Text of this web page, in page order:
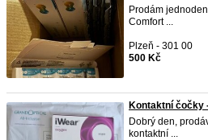
Prodám
Comfort ...
Plzeň - 301 00
500 Kč
Kontaktní čočky
Dobrý den,
kontaktní ...